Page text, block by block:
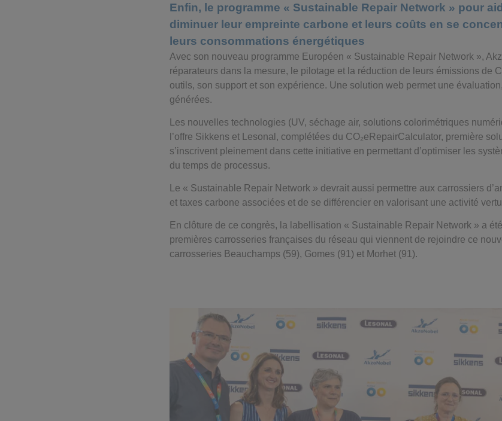
Enfin, le programme « Sustainable Repair Network » pour
diminuer leur empreinte carbone et leurs coûts en se
leurs consommations énergétiques
Avec son nouveau programme Européen « Sustainable Repair Network »,
réparateurs dans la mesure, le pilotage et la réduction de leurs émissions de
outils, son support et son expérience. Une solution web permet une
générées.
Les nouvelles technologies (UV, séchage air, solutions colorimétriques
l’offre Sikkens et Lesonal, complétées du CO₂eRepairCalculator, première
s’inscrivent pleinement dans cette initiative en permettant d’optimiser les
du temps de processus.
Le « Sustainable Repair Network » devrait aussi permettre aux carrossiers
et taxes carbone associées et de se différencier en valorisant une activité
En clôture de ce congrès, la labellisation « Sustainable Repair Network » a
premières carrosseries françaises du réseau qui viennent de rejoindre ce
carrosseries Beauchamps (59), Gomes (91) et Morhet (91).